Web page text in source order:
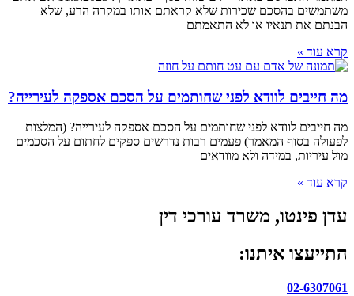
משתמשים בהסכם שכירות שלא קראתם אותו במקרה הרע, שלא
הבנתם את תנאיו או לא התאמתם
קרא עוד »
מה חייבים לוודא לפני שחותמים על הסכם אספקה לעירייה?
מה חייבים לוודא לפני שחותמים על הסכם אספקה לעירייה? (המלצות
לפעולה בסוף המאמר) פעמים רבות נדרשים ספקים לחתום על הסכמים
מול עיריות, במידה ולא מוודאים
קרא עוד »
עדן פינטו, משרד עורכי דין
התייעצו איתנו:
02-6307061